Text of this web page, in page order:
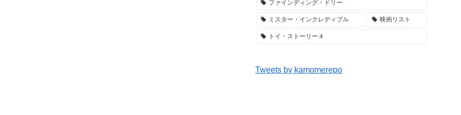
ファインディング・ドリー
ミスター・インクレディブル 映画リスト
トイ・ストーリー４
Tweets by kamomerepo